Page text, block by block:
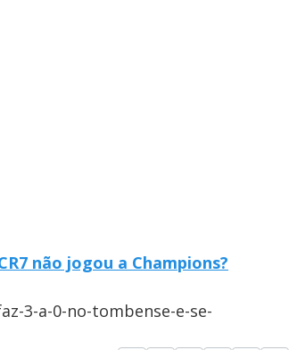
não jogou a Champions?
3-a-0-no-tombense-e-se-